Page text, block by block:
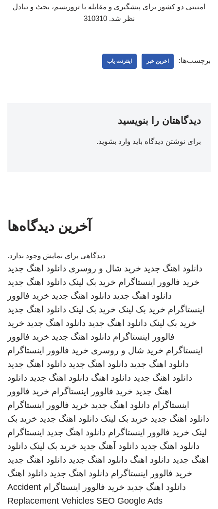
امنیتی دو کشور برای پیشگیری و مقابله با تروریسم، بحث و تبادل
نظر شد. 310310
برچسب‌ها: اخرین خبر اینترنت یاب
دیدگاهتان را بنویسید
برای نوشتن دیدگاه باید وارد بشوید.
آخرین دیدگاه‌ها
دیدگاهی برای نمایش وجود ندارد.
دانلود اهنگ جدید خرید شال و روسری دانلود اهنگ جدید
خرید فالوور اینستاگرام خرید بک لینک دانلود اهنگ جدید
دانلود اهنگ جدید دانلود اهنگ جدید خرید فالوور
اینستاگرام خرید بک لینک خرید بک لینک دانلود اهنگ جدید
خرید بک لینک دانلود اهنگ جدید دانلود اهنگ جدید خرید
فالوور اینستاگرام دانلود اهنگ جدید خرید فالوور
اینستاگرام خرید شال و روسری خرید فالوور اینستاگرام
دانلود اهنگ جدید دانلود اهنگ جدید دانلود اهنگ جدید
دانلود اهنگ جدید دانلود اهنگ دانلود اهنگ جدید دانلود
اهنگ جدید خرید فالوور اینستاگرام خرید فالوور
اینستاگرام دانلود اهنگ جدید خرید فالوور اینستاگرام
دانلود اهنگ جدید خرید بک لینک دانلود اهنگ جدید خرید بک
لینک خرید فالوور اینستاگرام دانلود اهنگ جدید اینستاگرام
دانلود اهنگ جدید دانلود آهنگ جدید خرید بک لینک دانلود
اهنگ جدید دانلود اهنگ دانلود اهنگ جدید دانلود اهنگ جدید
خرید فالوور اینستاگرام دانلود اهنگ جدید دانلود اهنگ
دانلود اهنگ جدید خرید فالوور اینستاگرام Accident
Replacement Vehicles SEO Google Ads